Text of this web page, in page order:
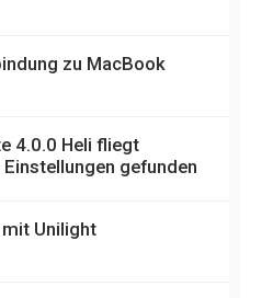
zu MacBook
4.0.0 Heli fliegt
gefunden
Unilight